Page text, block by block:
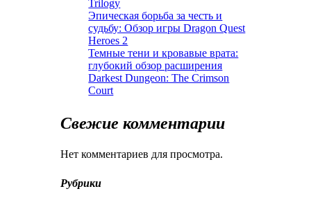
Trilogy
Эпическая борьба за честь и
судьбу: Обзор игры Dragon Quest
Heroes 2
Темные тени и кровавые врата:
глубокий обзор расширения
Darkest Dungeon: The Crimson
Court
Свежие комментарии
Нет комментариев для просмотра.
Рубрики